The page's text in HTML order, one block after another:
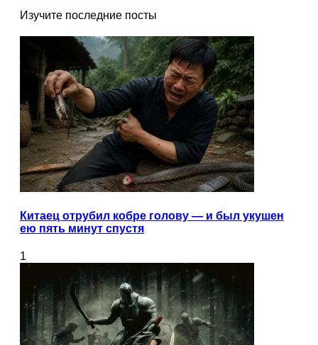
Изучите последние посты
Китаец отрубил кобре голову — и был укушен
ею пять минут спустя
1